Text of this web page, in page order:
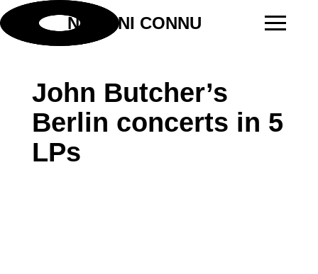
NI VU NI CONNU
John Butcher’s
Berlin concerts in 5
LPs